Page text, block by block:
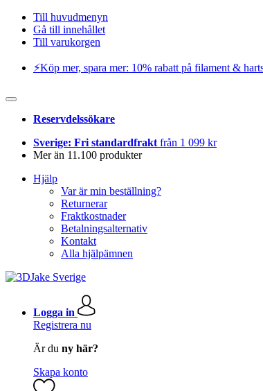
Till huvudmenyn
Gå till innehållet
Till varukorgen
⚡️Köp mer, spara mer: 10% rabatt på filament &
Reservdelssökare
Sverige: Fri standardfrakt från 1 099 kr
Mer än 11.100 produkter
Hjälp
Var är min beställning?
Returnerar
Fraktkostnader
Betalningsalternativ
Kontakt
Alla hjälpämnen
Logga in
Registrera nu
Är du ny här?
Skapa konto